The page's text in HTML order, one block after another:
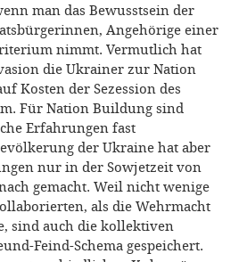
man das Bewusstsein der
Angehörige einer
nimmt. Vermutlich hat
die Ukrainer zur Nation
Kosten der Sezession des
Für Nation Buildung sind
Erfahrungen fast
der Ukraine hat aber
nur in der Sowjetzeit von
gemacht. Weil nicht wenige
als die Wehrmacht
sind auch die kollektiven
Feind-Schema gespeichert.